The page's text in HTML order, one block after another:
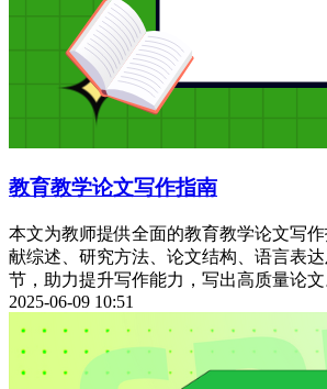
教育教学论文写作指南
本文为教师提供全面的教育教学论文写
献综述、研究方法、论文结构、语言表
节，助力提升写作能力，写出高质量论文
2025-06-09 10:51